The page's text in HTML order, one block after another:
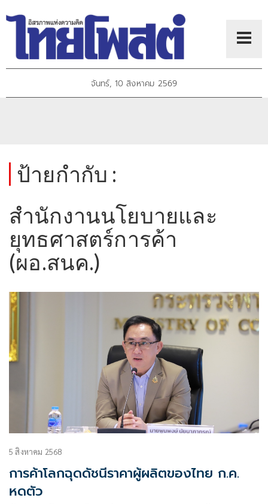
จันทร์, 10 สิงหาคม 2569
ป้ายกำกับ :
สำนักงานนโยบายและ
ยุทธศาสตร์การค้า
(ผอ.สนค.)
5 สิงหาคม 2568
การค้าโลกฉุดดัชนีราคาผู้ผลิตของไทย ก.ค.
หดตัว